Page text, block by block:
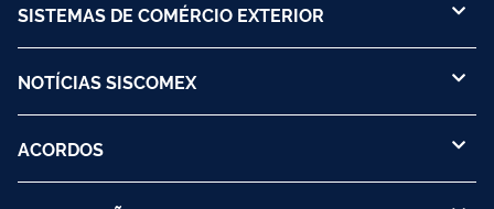
SISTEMAS DE COMÉRCIO EXTERIOR
NOTÍCIAS SISCOMEX
ACORDOS